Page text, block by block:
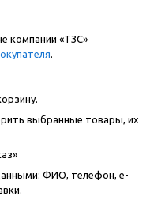
компании «ТЗС»
.
выбранные товары, их
ФИО, телефон, e-